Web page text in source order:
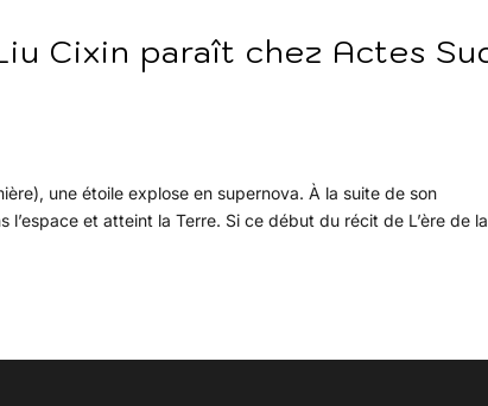
Cixin paraît chez Actes
une étoile explose en supernova. À la suite de son
et atteint la Terre. Si ce début du récit de L’ère de la